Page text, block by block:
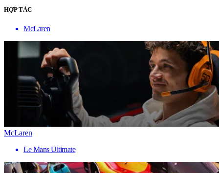
HỢP TÁC
McLaren
McLaren
Le Mans Ultimate